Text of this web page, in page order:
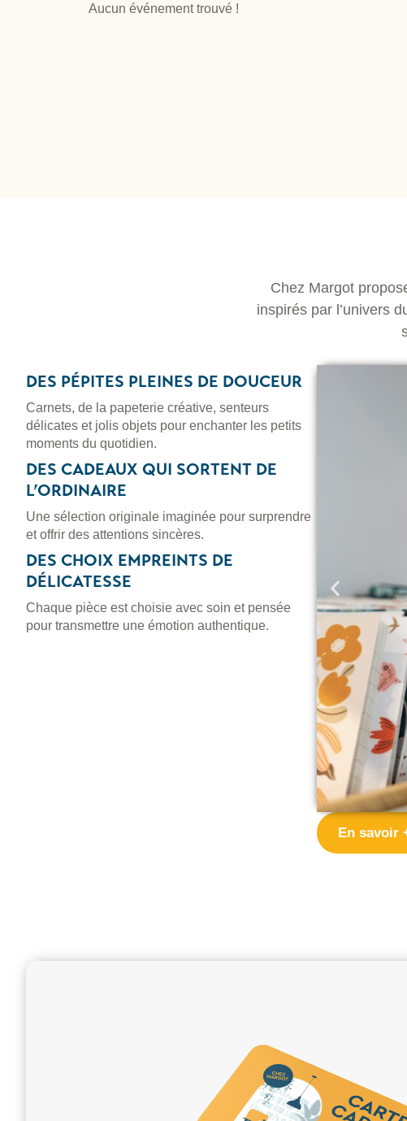
Aucun événement trouvé !
Chez Margot
inspirés par l’univers
DES PÉPITES PLEINES DE DOUCEUR
Carnets, de la papeterie créative, senteurs
délicates et jolis objets pour enchanter les petits
moments du quotidien.
DES CADEAUX QUI SORTENT DE
L’ORDINAIRE
Une sélection originale imaginée pour surprendre
et offrir des attentions sincères.
DES CHOIX EMPREINTS DE
DÉLICATESSE
Chaque pièce est choisie avec soin et pensée
pour transmettre une émotion authentique.
En savoir